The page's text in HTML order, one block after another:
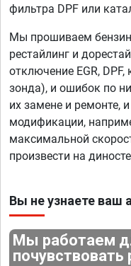
фильтра DPF или
Мы прошиваем
рестайлинг и
отключение EGR,
зонда), и ошибок по
их замене и ремонте,
модификации,
максимальной
произвести на
Вы не узнаете ваш
Мы работаем
почувствовать